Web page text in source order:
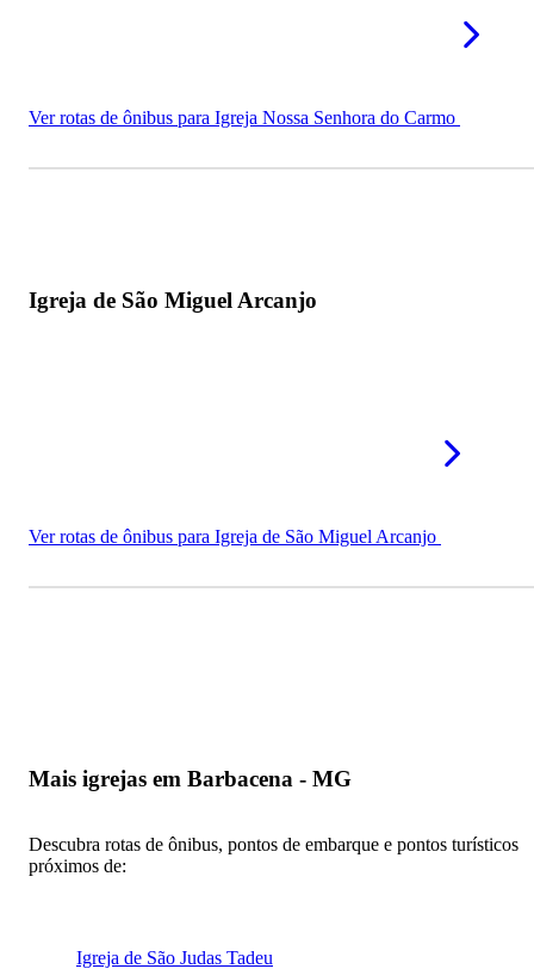
Ver rotas de ônibus para Igreja Nossa Senhora do Carmo
Igreja de São Miguel Arcanjo
Ver rotas de ônibus para Igreja de São Miguel Arcanjo
Mais igrejas em Barbacena - MG
Descubra rotas de ônibus, pontos de embarque e pontos turísticos
próximos de:
Igreja de São Judas Tadeu